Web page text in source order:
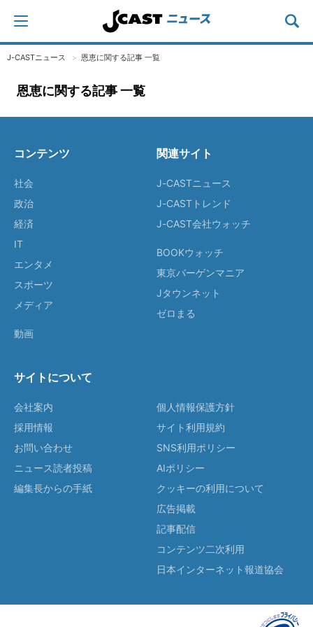
J-CASTニュース 恩恵に関する記事 一覧
恩恵に関する記事 一覧
コンテンツ
社会
政治
経済
IT
エンタメ
スポーツ
メディア
動画
関連サイト
J-CASTニュース
J-CASTトレンド
J-CAST会社ウォッチ
BOOKウォッチ
東京バーゲンマニア
Jタウンネット
ゼロまる
サイトについて
会社案内
採用情報
お問い合わせ
ニュース読者投稿
編集長からの手紙
個人情報保護方針
サイト利用規約
SNS利用ポリシー
AIポリシー
クッキーの利用について
広告掲載
記事配信
コンテンツ二次利用
日本インターネット報道協会